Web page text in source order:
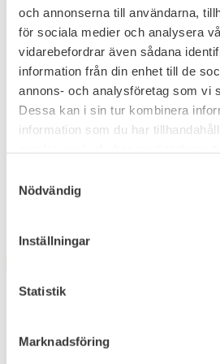
och annonserna till användarna,
för sociala medier och analysera
vidarebefordrar även sådana
information från din enhet till de
annons- och analysföretag som vi
Dessa kan i sin tur kombinera
information som du har
Nödvändig
Inställningar
Statistik
Marknadsföring
Lägg till i favoriter
Tacbull Duty-Carrier
Rubber 2” Duty Belt
Keepers